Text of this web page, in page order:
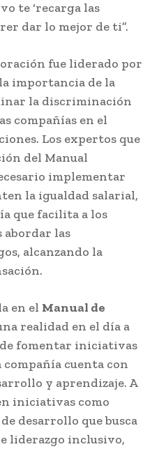
te ‘recarga las
dar lo mejor de ti”.
fue liderado por
importancia de la
la discriminación
compañías en el
Los expertos que
del Manual
implementar
la igualdad salarial,
que facilita a los
abordar las
alcanzando la
en el Manual de
realidad en el día a
de fomentar iniciativas
cuenta con
y aprendizaje. A
iniciativas como
desarrollo que busca
liderazgo inclusivo,